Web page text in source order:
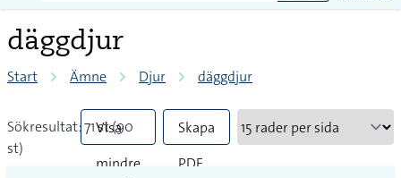
däggdjur
Start Ämne Djur däggdjur
Sökresultat: 71 st (90
st)
Visa
mindre
Skapa
PDF